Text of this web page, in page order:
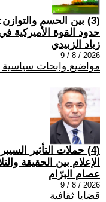
حدود القوة الأميركية
زياد الزبيدي
2026 / 8 / 9
مواضيع وابحاث سياسية
(4) حملات التأثير
الإعلام بين الحقيقة
عصام البرّام
2026 / 8 / 9
قضايا ثقافية